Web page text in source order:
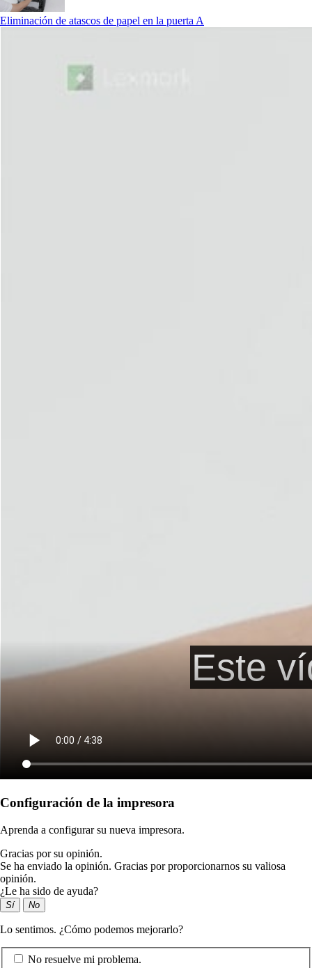
Eliminación de atascos de papel en la puerta A
Configuración de la impresora
Aprenda a configurar su nueva impresora.
Gracias por su opinión.
Se ha enviado la opinión. Gracias por proporcionarnos su valiosa
opinión.
¿Le ha sido de ayuda?
Sí No
Lo sentimos. ¿Cómo podemos mejorarlo?
No resuelve mi problema.